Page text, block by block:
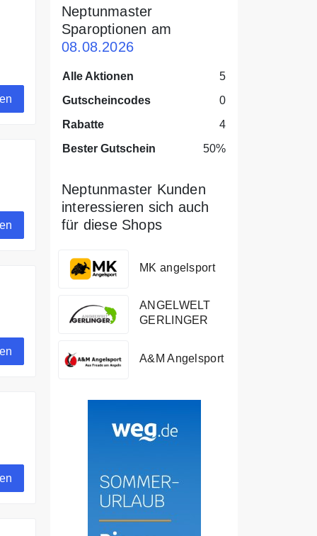
Neptunmaster.Neptunmaster
Sparoptionen am
08.08.2026
Alle Aktionen
5
Gutscheincodes
0
Rabatte
4
Bester Gutschein
50%
Neptunmaster Kunden
interessieren sich auch
für diese Shops
MK angelsport
ANGELWELT
GERLINGER
A&M Angelsport